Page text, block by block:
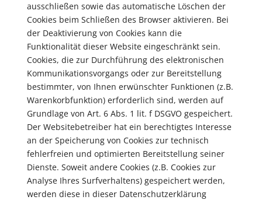
ausschließen sowie das automatische Löschen der
Cookies beim Schließen des Browser aktivieren. Bei
der Deaktivierung von Cookies kann die
Funktionalität dieser Website eingeschränkt sein.
Cookies, die zur Durchführung des elektronischen
Kommunikationsvorgangs oder zur Bereitstellung
bestimmter, von Ihnen erwünschter Funktionen (z.B.
Warenkorbfunktion) erforderlich sind, werden auf
Grundlage von Art. 6 Abs. 1 lit. f DSGVO gespeichert.
Der Websitebetreiber hat ein berechtigtes Interesse
an der Speicherung von Cookies zur technisch
fehlerfreien und optimierten Bereitstellung seiner
Dienste. Soweit andere Cookies (z.B. Cookies zur
Analyse Ihres Surfverhaltens) gespeichert werden,
werden diese in dieser Datenschutzerklärung